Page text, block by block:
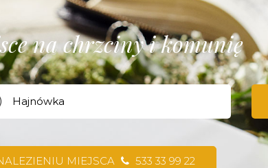
na chrzciny i komunię
MIEJSCA 533 33 99 22